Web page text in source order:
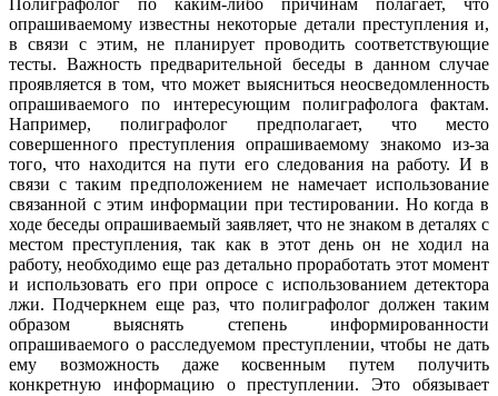
опрашиваемому известны некоторые детали преступления и,
в связи с этим, не планирует проводить соответствующие
тесты. Важность предварительной беседы в данном случае
проявляется в том, что может выясниться неосведомленность
опрашиваемого по интересующим полиграфолога фактам.
Например, полиграфолог предполагает, что место
совершенного преступления опрашиваемому знакомо из-за
того, что находится на пути его следования на работу. И в
связи с таким предположением не намечает использование
связанной с этим информации при тестировании. Но когда в
ходе беседы опрашиваемый заявляет, что не знаком в деталях с
местом преступления, так как в этот день он не ходил на
работу, необходимо еще раз детально проработать этот момент
и использовать его при опросе с использованием детектора
лжи. Подчеркнем еще раз, что полиграфолог должен таким
образом выяснять степень информированности
опрашиваемого о расследуемом преступлении, чтобы не дать
ему возможность даже косвенным путем получить
конкретную информацию о преступлении. Это обязывает